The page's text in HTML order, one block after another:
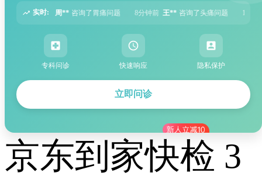
实时:
8分钟前 王** 咨询了头痛问题 12分钟前 刘** 咨询了腹泻问题 15分钟
专科问诊 快速响应 隐私保护
立即问诊
京东到家快检 3